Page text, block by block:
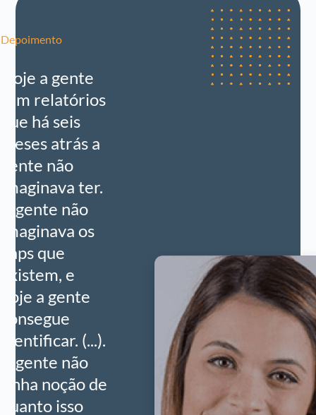
Depoimento
Hoje a gente
tem relatórios
que há seis
meses atrás a
gente não
imaginava ter.
A gente não
imaginava os
gaps que
existem, e
hoje a gente
consegue
identificar. (...).
A gente não
tinha noção de
quanto isso